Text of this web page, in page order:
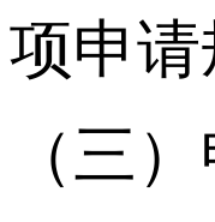
项申
（三